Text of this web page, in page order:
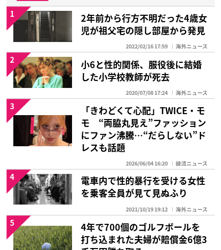
2年前から行方不明だった4歳女
児が祖父宅の隠し部屋から発見
2022/02/16 17:59 海外ニュース
1
小6と性的関係、服役後に結婚
した小学校教師が死去
2020/07/08 17:24 海外ニュース
2
「きわどくて心配」TWICE・モ
モ “両脇丸見え”ファッション
にファン沸騰…“だらしない”ド
レスも話題
2026/06/04 16:20 韓流ニュース
3
電車内で性的暴行を受ける女性
を乗客全員が見て見ぬふり
2021/10/19 19:12 海外ニュース
4
4年で700個のゴルフボールを
打ち込まれた夫婦が賠償金6億3
5